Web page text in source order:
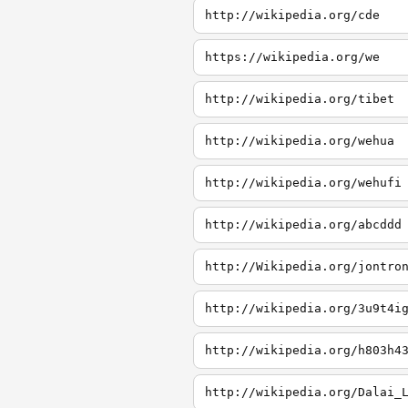
http://wikipedia.org/cde
https://wikipedia.org/we
http://wikipedia.org/tibet
http://wikipedia.org/wehua
http://wikipedia.org/wehufi
http://wikipedia.org/abcddd
http://Wikipedia.org/jontron
http://wikipedia.org/
http://wikipedia.org/
http://wikipedia.org/